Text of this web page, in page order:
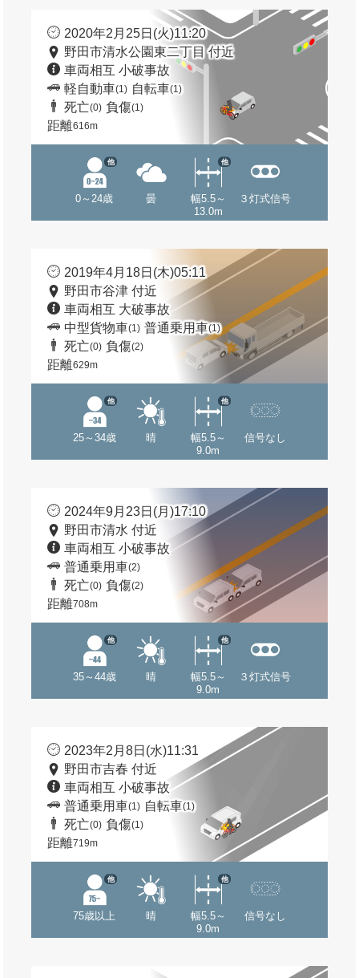
2020年2月25日(火)11:20
野田市清水公園東二丁目 付近
車両相互 小破事故
軽自動車(1) 自転車(1)
死亡(0) 負傷(1)
距離616m
0～24歳
他
曇
幅5.5～
13.0m
他
３灯式信号
2019年4月18日(木)05:11
野田市谷津 付近
車両相互 大破事故
中型貨物車(1) 普通乗用車(1)
死亡(0) 負傷(2)
距離629m
25～34歳
他
晴
幅5.5～
9.0m
他
信号なし
2024年9月23日(月)17:10
野田市清水 付近
車両相互 小破事故
普通乗用車(2)
死亡(0) 負傷(2)
距離708m
35～44歳
他
晴
幅5.5～
9.0m
他
３灯式信号
2023年2月8日(水)11:31
野田市吉春 付近
車両相互 小破事故
普通乗用車(1) 自転車(1)
死亡(0) 負傷(1)
距離719m
75歳以上
他
晴
幅5.5～
9.0m
他
信号なし